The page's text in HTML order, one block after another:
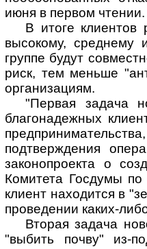
июня в первом чтении.
В итоге клиентов
высокому, среднему
группе будут
риск, тем меньше
организациям.
"Первая задача
благонадежных
подтверждения
законопроекта о
Комитета Госдумы
клиент находится в
проведении каких-
Вторая задача
"выбить почву" из-